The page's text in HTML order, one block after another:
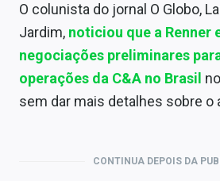
O colunista do jornal O Globo,
Jardim, noticiou que a Renner
negociações preliminares
operações da C&A no Brasil
sem dar mais detalhes sobre o
CONTINUA DEPOIS DA